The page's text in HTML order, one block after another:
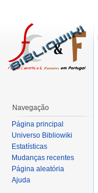
Navegação
Página principal
Universo Bibliowiki
Estatísticas
Mudanças recentes
Página aleatória
Ajuda